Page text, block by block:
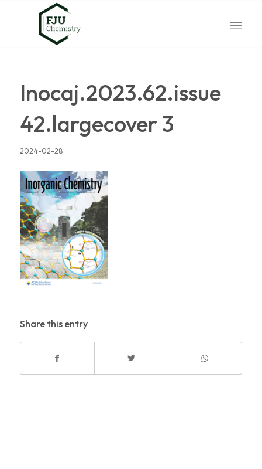
Inocaj.2023.62.issue
42.largecover 3
2024-02-28
Share this entry